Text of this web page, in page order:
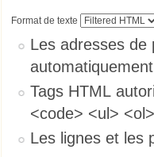
Format de texte
Les adresses de
Tags HTML
<code> <ul>
Les lignes et les